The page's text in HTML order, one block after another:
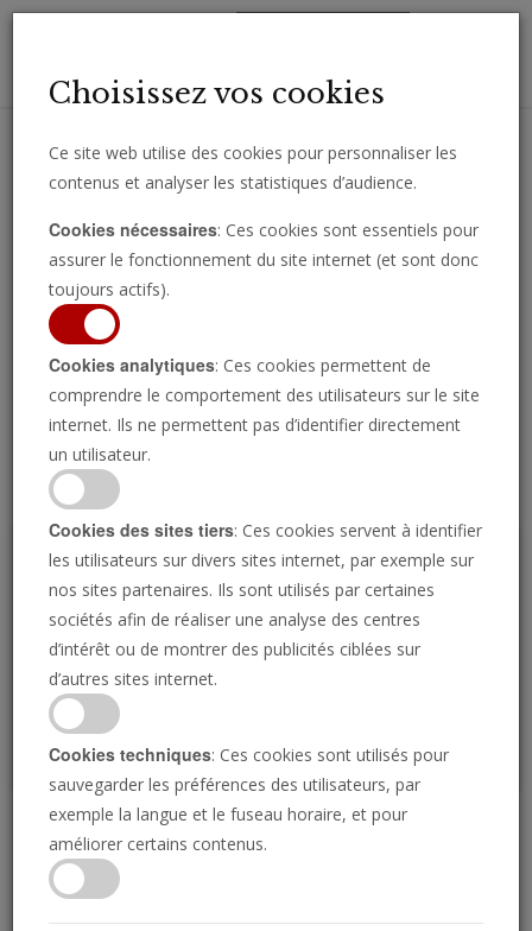
importantes directement par e-mail.
Regarder l’émission
P
Psaume 76
Choisissez vos cookies
Ce site web utilise des cookies pour personnaliser les
contenus et analyser les statistiques d’audience.
Cookies nécessaires: Ces cookies sont essentiels pour
assurer le fonctionnement du site internet (et sont donc
toujours actifs).
Cookies analytiques: Ces cookies permettent de
comprendre le comportement des utilisateurs sur le site
internet. Ils ne permettent pas d’identifier directement
un utilisateur.
Cookies des sites tiers: Ces cookies servent à identifier
les utilisateurs sur divers sites internet, par exemple sur
nos sites partenaires. Ils sont utilisés par certaines
sociétés afin de réaliser une analyse des centres
d’intérêt ou de montrer des publicités ciblées sur
d’autres sites internet.
Cookies techniques: Ces cookies sont utilisés pour
sauvegarder les préférences des utilisateurs, par
exemple la langue et le fuseau horaire, et pour
améliorer certains contenus.